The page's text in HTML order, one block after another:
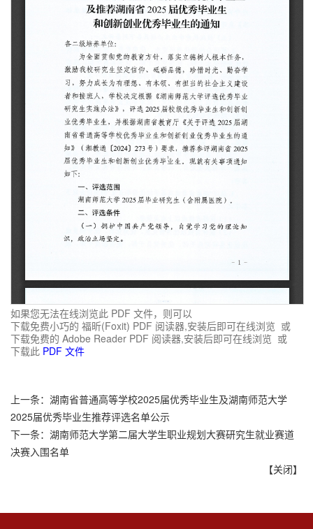
如果您无法在线浏览此 PDF 文件，则可以
下载免费小巧的 福昕(Foxit) PDF 阅读器,安装后即可在线浏览 或
下载免费的 Adobe Reader PDF 阅读器,安装后即可在线浏览 或
下载此 PDF 文件
上一条： 湖南省普通高等学校2025届优秀毕业生及湖南师范大学
2025届优秀毕业生推荐评选名单公示
下一条： 湖南师范大学第二届大学生职业规划大赛研究生就业赛道
决赛入围名单
【关闭】